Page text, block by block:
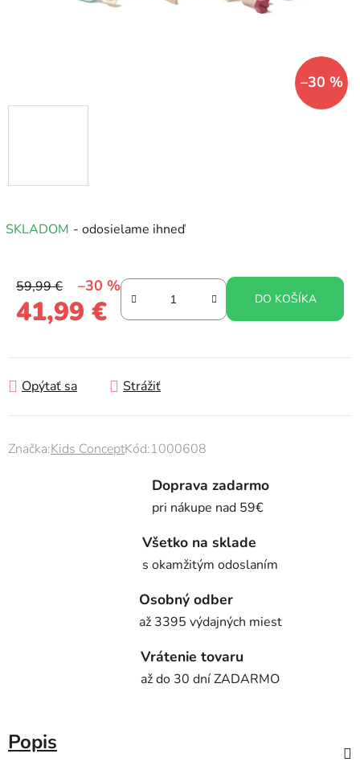
SKLADOM - odosielame ihneď
59,99 € –30 %
41,99 € DO KOŠÍKA
Opýtať sa Strážiť
Značka:Kids ConceptKód:1000608
–30 %
Doprava zadarmo
pri nákupe nad 59€
Všetko na sklade
s okamžitým odoslaním
Osobný odber
až 3395 výdajných miest
Vrátenie tovaru
až do 30 dní ZADARMO
Popis